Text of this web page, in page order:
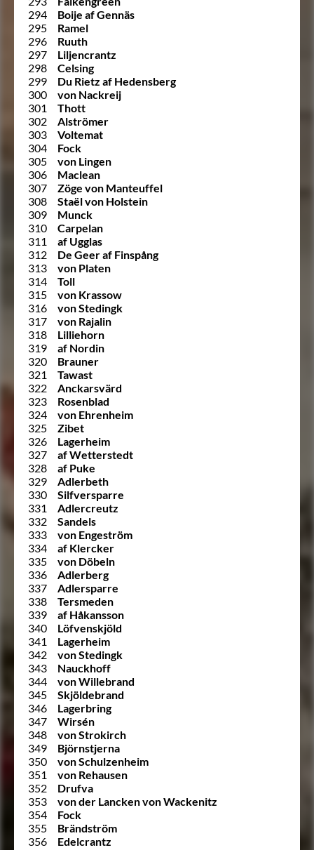
294
Boije af Gennäs
295
Ramel
296
Ruuth
297
Liljencrantz
298
Celsing
299
Du Rietz af Hedensberg
300
von Nackreij
301
Thott
302
Alströmer
303
Voltemat
304
Fock
305
von Lingen
306
Maclean
307
Zöge von Manteuffel
308
Staël von Holstein
309
Munck
310
Carpelan
311
af Ugglas
312
De Geer af Finspång
313
von Platen
314
Toll
315
von Krassow
316
von Stedingk
317
von Rajalin
318
Lilliehorn
319
af Nordin
320
Brauner
321
Tawast
322
Anckarsvärd
323
Rosenblad
324
von Ehrenheim
325
Zibet
326
Lagerheim
327
af Wetterstedt
328
af Puke
329
Adlerbeth
330
Silfversparre
331
Adlercreutz
332
Sandels
333
von Engeström
334
af Klercker
335
von Döbeln
336
Adlerberg
337
Adlersparre
338
Tersmeden
339
af Håkansson
340
Löfvenskjöld
341
Lagerheim
342
von Stedingk
343
Nauckhoff
344
von Willebrand
345
Skjöldebrand
346
Lagerbring
347
Wirsén
348
von Strokirch
349
Björnstjerna
350
von Schulzenheim
351
von Rehausen
352
Drufva
353
von der Lancken von Wackenitz
354
Fock
355
Brändström
356
Edelcrantz